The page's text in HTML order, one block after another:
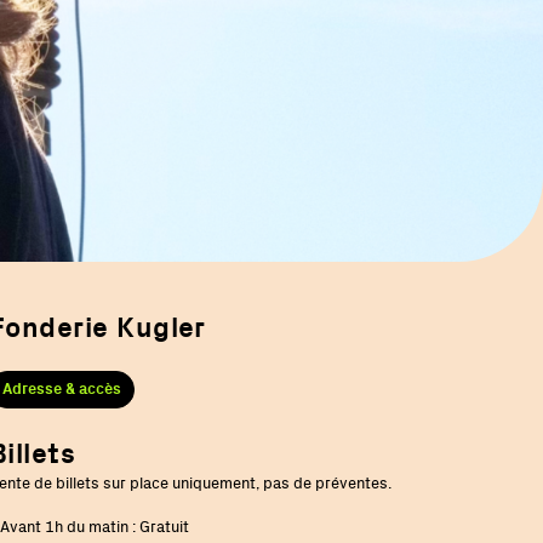
Kugler
Adresse & accès
de billets sur place uniquement, pas de préventes.
1h du matin : Gratuit